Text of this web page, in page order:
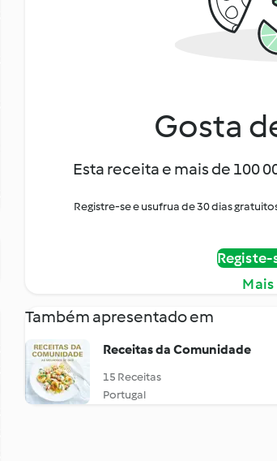
Gosta
Esta receita e mais de 100
Registre-se e usufrua de 30 dias
Também apresentado em
Receitas da Comunidade
15 Receitas
Portugal